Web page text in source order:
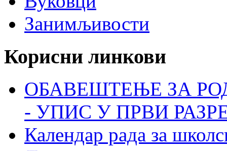
Занимљивости
Корисни линкови
ОБАВЕШТЕЊЕ ЗА
- УПИС У ПРВИ
Календар рада за